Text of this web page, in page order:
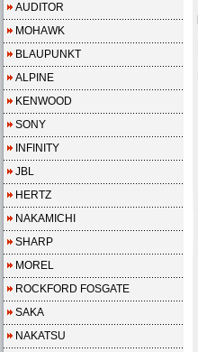
AUDITOR
MOHAWK
BLAUPUNKT
ALPINE
KENWOOD
SONY
INFINITY
JBL
HERTZ
NAKAMICHI
SHARP
MOREL
ROCKFORD FOSGATE
SAKA
NAKATSU